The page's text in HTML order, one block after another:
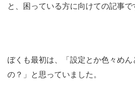
と、困っている方に向けての記事で
ぼくも最初は、「設定とか色々め
の？」と思っていました。